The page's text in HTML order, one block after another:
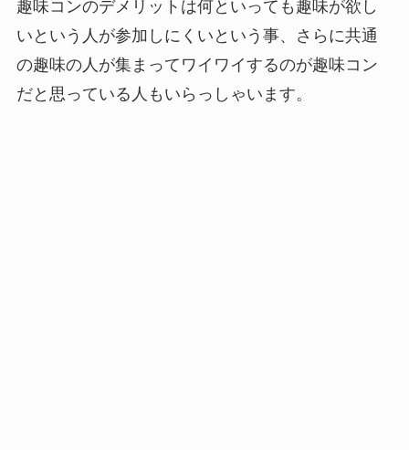
趣味コンのデメリットは何といっても趣味が欲し
いという人が参加しにくいという事、さらに共通
の趣味の人が集まってワイワイするのが趣味コン
だと思っている人もいらっしゃいます。